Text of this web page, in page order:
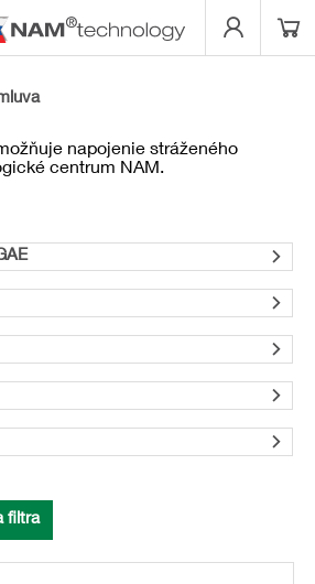
napojenie stráženého
centrum NAM.
filtra